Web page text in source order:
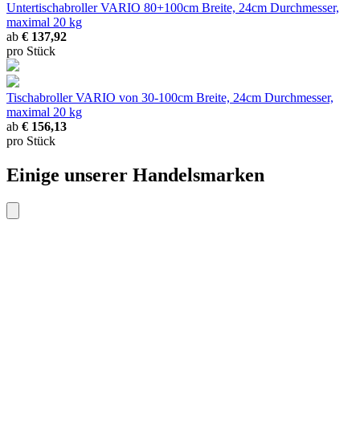
Untertischabroller VARIO 80+100cm Breite, 24cm Durchmesser,
maximal 20 kg
ab € 137,92
pro Stück
Tischabroller VARIO von 30-100cm Breite, 24cm Durchmesser,
maximal 20 kg
ab € 156,13
pro Stück
Einige unserer Handelsmarken